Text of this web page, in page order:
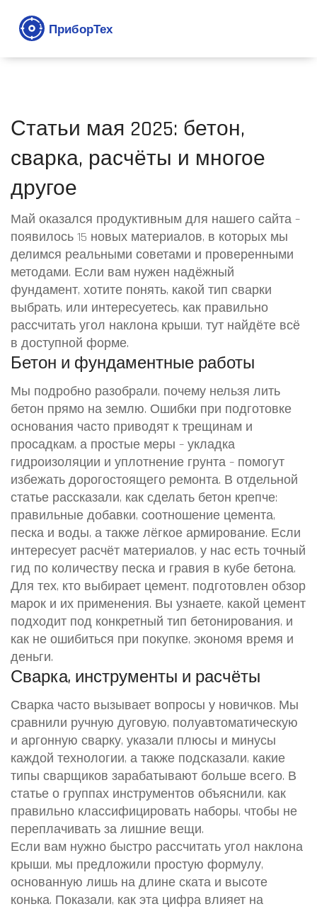
Статьи мая 2025: бетон,
сварка, расчёты и многое
другое
Май оказался продуктивным для нашего сайта –
появилось 15 новых материалов, в которых мы
делимся реальными советами и проверенными
методами. Если вам нужен надёжный
фундамент, хотите понять, какой тип сварки
выбрать, или интересуетесь, как правильно
рассчитать угол наклона крыши, тут найдёте всё
в доступной форме.
Бетон и фундаментные работы
Мы подробно разобрали, почему нельзя лить
бетон прямо на землю. Ошибки при подготовке
основания часто приводят к трещинам и
просадкам, а простые меры – укладка
гидроизоляции и уплотнение грунта – помогут
избежать дорогостоящего ремонта. В отдельной
статье рассказали, как сделать бетон крепче:
правильные добавки, соотношение цемента,
песка и воды, а также лёгкое армирование. Если
интересует расчёт материалов, у нас есть точный
гид по количеству песка и гравия в кубе бетона.
Для тех, кто выбирает цемент, подготовлен обзор
марок и их применения. Вы узнаете, какой цемент
подходит под конкретный тип бетонирования, и
как не ошибиться при покупке, экономя время и
деньги.
Сварка, инструменты и расчёты
Сварка часто вызывает вопросы у новичков. Мы
сравнили ручную дуговую, полуавтоматическую
и аргонную сварку, указали плюсы и минусы
каждой технологии, а также подсказали, какие
типы сварщиков зарабатывают больше всего. В
статье о группах инструментов объяснили, как
правильно классифицировать наборы, чтобы не
переплачивать за лишние вещи.
Если вам нужно быстро рассчитать угол наклона
крыши, мы предложили простую формулу,
основанную лишь на длине ската и высоте
конька. Показали, как эта цифра влияет на